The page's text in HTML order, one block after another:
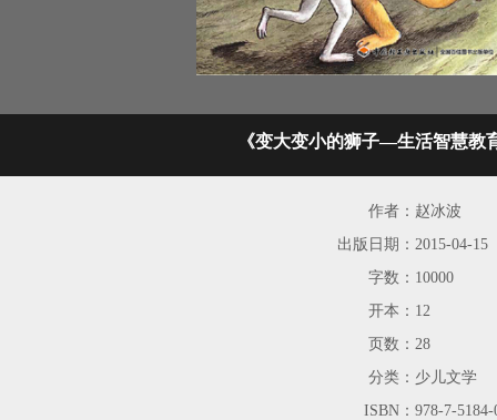
《变大变小的狮子—生活智慧教
作者： 赵冰波
出版日期： 2015-04-15
字数： 10000
开本： 12
页数： 28
分类： 少儿文学
ISBN： 978-7-5184-